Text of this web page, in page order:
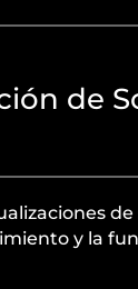
de
y la